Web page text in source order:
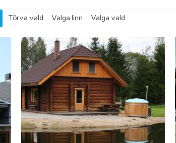
Tõrva vald Valga linn Valga vald